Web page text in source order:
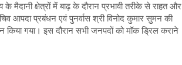
मैदानी क्षेत्रों में बाढ़ के दौरान प्रभावी तरीके से राहत और
आपदा प्रबंधन एवं पुनर्वास श्री विनोद कुमार सुमन की
गया। इस दौरान सभी जनपदों को मॉक ड्रिल कराने